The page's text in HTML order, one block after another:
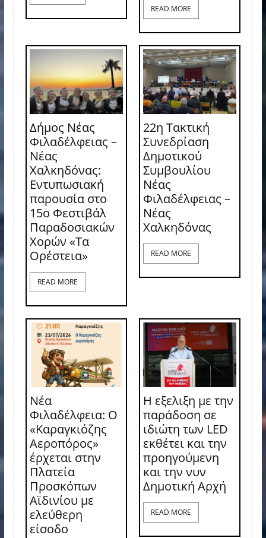
READ MORE
Δήμος Νέας
Φιλαδέλφειας –
Νέας
Χαλκηδόνας:
Εντυπωσιακή
παρουσία στο
15ο Φεστιβάλ
Παραδοσιακών
Χορών «Τα
Ορέστεια»
READ MORE
22η Τακτική
Συνεδρίαση
Δημοτικού
Συμβουλίου
Νέας
Φιλαδέλφειας –
Νέας
Χαλκηδόνας
READ MORE
Νέα
Φιλαδέλφεια: Ο
«Καραγκιόζης
Αεροπόρος»
έρχεται στην
Πλατεία
Προσκόπων
Αϊδινίου με
ελεύθερη
είσοδο
Η εξελιξη με την
παράδοση σε
ιδιώτη των LED
εκθέτει και την
προηγούμενη
και την νυν
Δημοτική Αρχή
READ MORE